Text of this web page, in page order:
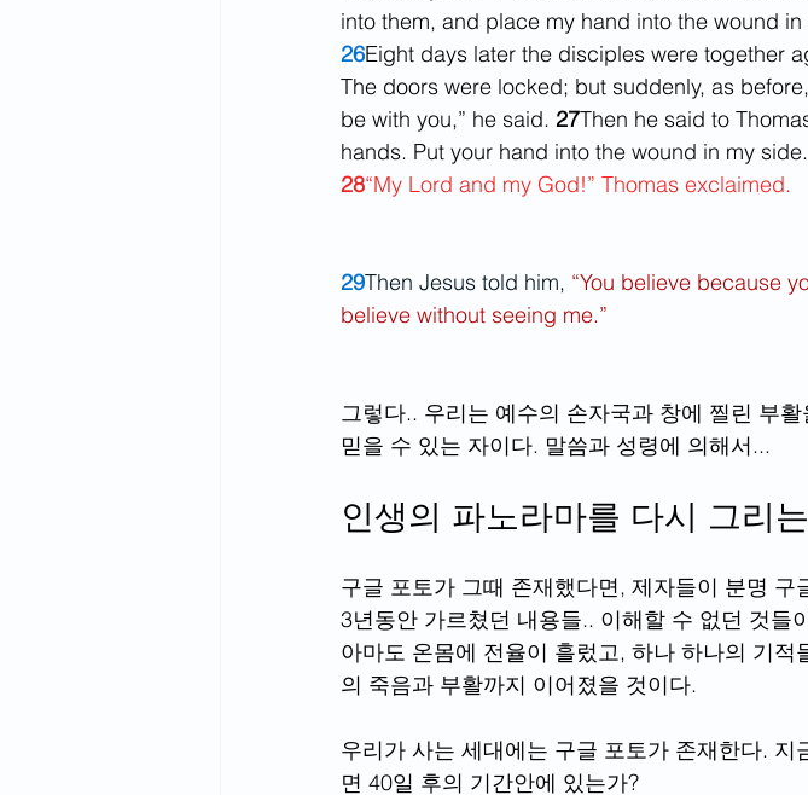
into them, and place my hand into the wound in
26Eight days later the disciples were together
The doors were locked; but suddenly, as
be with you,” he said. 27Then he said to
hands. Put your hand into the wound in my
28“My Lord and my God!” Thomas exclaimed.
29Then Jesus told him, “You believe because
believe without seeing me.”
그렇다.. 우리는 예수의 손자국과 창에 찔린 부
믿을 수 있는 자이다. 말씀과 성령에 의해서...
인생의 파노라마를 다시 그리
구글 포토가 그때 존재했다면, 제자들이 분명
3년동안 가르쳤던 내용들.. 이해할 수 없던 것들
아마도 온몸에 전율이 흘렀고, 하나 하나의 기
의 죽음과 부활까지 이어졌을 것이다.
우리가 사는 세대에는 구글 포토가 존재한다.
면 40일 후의 기간안에 있는가?